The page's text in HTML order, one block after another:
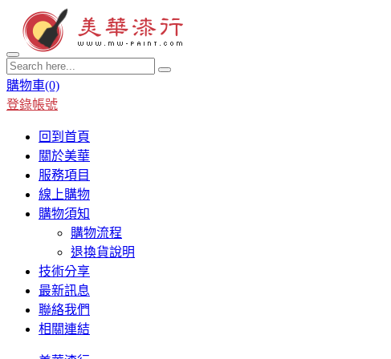
購物車(0)
登錄帳號
回到首頁
關於美華
服務項目
線上購物
購物須知
購物流程
退換貨說明
技術分享
最新訊息
聯絡我們
相關連結